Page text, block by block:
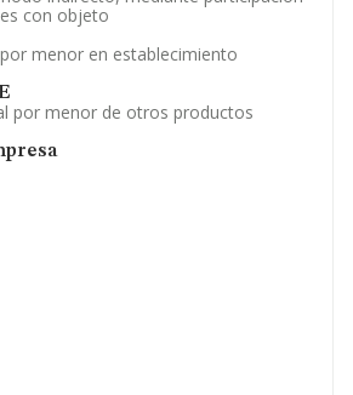
con objeto
menor en establecimiento
por menor de otros productos